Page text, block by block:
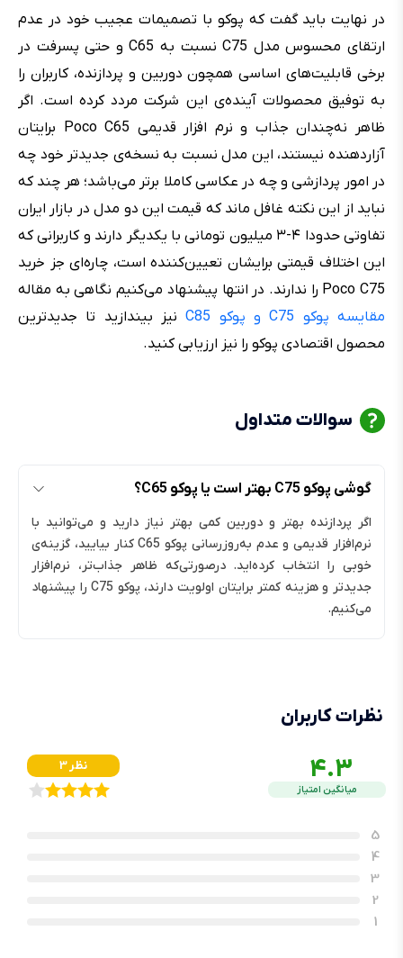
در نهایت باید گفت که پوکو با تصمیمات عجیب خود در عدم
ارتقای محسوس مدل C75 نسبت به C65 و حتی پسرفت در
برخی قابلیت‌های اساسی همچون دوربین و پردازنده، کاربران را
به توفیق محصولات آینده‌ی این شرکت مردد کرده است. اگر
ظاهر نه‌چندان جذاب و نرم افزار قدیمی Poco C65 برایتان
آزاردهنده نیستند، این مدل نسبت به نسخه‌ی جدیدتر خود چه
در امور پردازشی و چه در عکاسی کاملا برتر می‌باشد؛ هر چند که
نباید از این نکته غافل ماند که قیمت این دو مدل در بازار ایران
تفاوتی حدودا ۴-۳ میلیون تومانی با یکدیگر دارند و کاربرانی که
این اختلاف قیمتی برایشان تعیین‌کننده است، چاره‌ای جز خرید
Poco C75 را ندارند. در انتها پیشنهاد می‌کنیم نگاهی به مقاله
مقایسه پوکو C75 و پوکو C85
نیز بیندازید تا جدیدترین
محصول اقتصادی پوکو را نیز ارزیابی کنید.
سوالات متداول
گوشی پوکو C75 بهتر است یا پوکو C65؟
اگر پردازنده بهتر و دوربین کمی بهتر نیاز دارید و می‌توانید با
نرم‌افزار قدیمی و عدم به‌روزرسانی پوکو C65 کنار بیایید، گزینه‌ی
خوبی را انتخاب کرده‌اید. درصورتی‌که ظاهر جذاب‌تر، نرم‌افزار
جدیدتر و هزینه کمتر برایتان اولویت دارند، پوکو C75 را پیشنهاد
می‌کنیم.
نظرات کاربران
4.3
میانگین امتیاز
3 نظر
5
4
3
2
1